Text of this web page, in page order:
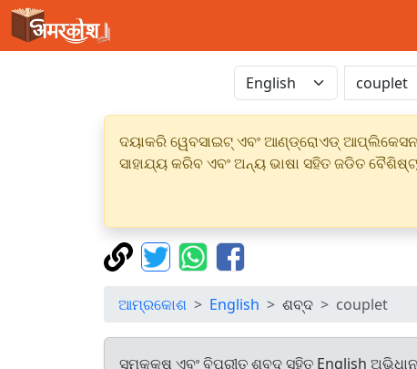
ଦୟାକରି ୱେବସାଇଟ୍ ଏବଂ ଆଣ୍ଡ୍ରୋଏଡ୍ ଆପ୍ଲିକେସନରୁ
ସାହାଯ୍ୟ କରିବ ଏବଂ ଅନ୍ୟ ଭାଷା ସହିତ ଜଡିତ
ଆମ୍ରକୋଶ English ଶବ୍ଦ couplet
ସମକକ୍ଷ ଏବଂ ବିପରୀତ ଶବ୍ଦ ସହିତ English